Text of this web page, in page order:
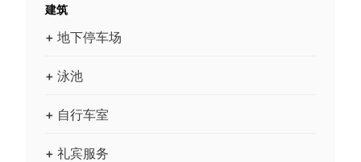
建筑
+ 地下停车场
+ 泳池
+ 自行车室
+ 礼宾服务